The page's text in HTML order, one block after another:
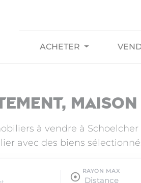
ACHETER
maison
à vendre à
avec des biens
RAYON MAX